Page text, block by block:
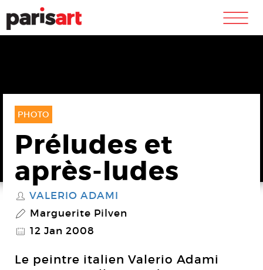
m
PHOTO
Préludes et
après-ludes
S VALERIO ADAMI
P Marguerite Pilven
@ 12 Jan 2008
Le peintre italien Valerio Adami